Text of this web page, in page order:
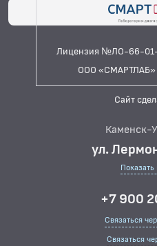
Лицензия №ЛО-66-01-
ООО «СМАРТЛАБ»
Сайт
Каменск-
ул.
Показать
+7 900
Связаться
Связаться